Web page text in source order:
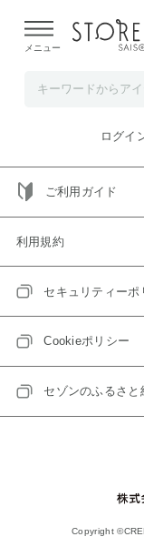
よる配送遅延が発生
メニュー
ご指定のアイテムは
トップへ戻る
ログイ
ご利用ガイド
利用規約
セキュリティーポ
Cookieポリシー
セゾンのふるさと
Copyright